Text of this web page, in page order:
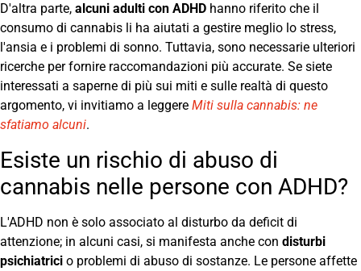
D'altra parte, alcuni adulti con ADHD hanno riferito che il
consumo di cannabis li ha aiutati a gestire meglio lo stress,
l'ansia e i problemi di sonno. Tuttavia, sono necessarie ulteriori
ricerche per fornire raccomandazioni più accurate. Se siete
interessati a saperne di più sui miti e sulle realtà di questo
argomento, vi invitiamo a leggere Miti sulla cannabis: ne
sfatiamo alcuni.
Esiste un rischio di abuso di
cannabis nelle persone con ADHD?
L'ADHD non è solo associato al disturbo da deficit di
attenzione; in alcuni casi, si manifesta anche con disturbi
psichiatrici o problemi di abuso di sostanze. Le persone affette